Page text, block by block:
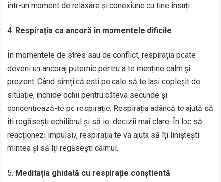
într-un moment de relaxare și conexiune cu tine însuți.
Respirația ca ancoră în momentele dificile
În momentele de stres sau de conflict, respirația poate
deveni un ancoraj puternic pentru a te menține calm și
prezent. Când simți că ești pe cale să te lași copleșit de
situație, închide ochii pentru câteva secunde și
concentrează-te pe respirație. Respirația adâncă te ajută să
îți regăsești echilibrul și să iei decizii mai clare. În loc să
reacționezi impulsiv, respirația te va ajuta să îți liniștești
mintea și să îți regăsești calmul.
Meditația ghidată cu respirație conștientă